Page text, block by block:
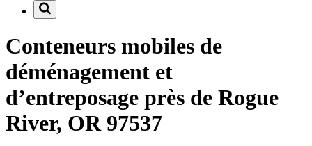
Conteneurs mobiles de
déménagement et
d’entreposage près de Rogue
River, OR 97537